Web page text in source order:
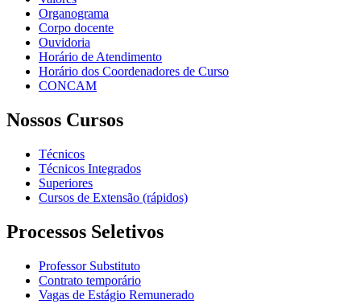
Organograma
Corpo docente
Ouvidoria
Horário de Atendimento
Horário dos Coordenadores de Curso
CONCAM
Nossos Cursos
Técnicos
Técnicos Integrados
Superiores
Cursos de Extensão (rápidos)
Processos Seletivos
Professor Substituto
Contrato temporário
Vagas de Estágio Remunerado